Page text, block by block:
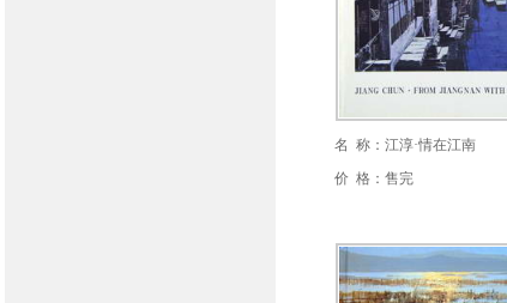
名 称：江淳·情在江南
价 格：售完